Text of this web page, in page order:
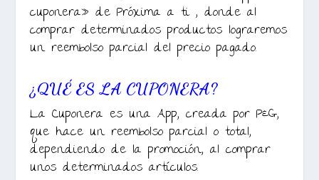
cuponera» de Próxima a ti , donde al
comprar determinados productos lograremos
un reembolso parcial del precio pagado.
¿QUÉ ES LA CUPONERA?
La Cuponera es una App, creada por P&G,
que hace un reembolso parcial o total,
dependiendo de la promoción, al comprar
unos determinados artículos.